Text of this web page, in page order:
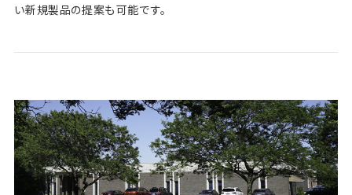
い新規製品の提案も可能です。